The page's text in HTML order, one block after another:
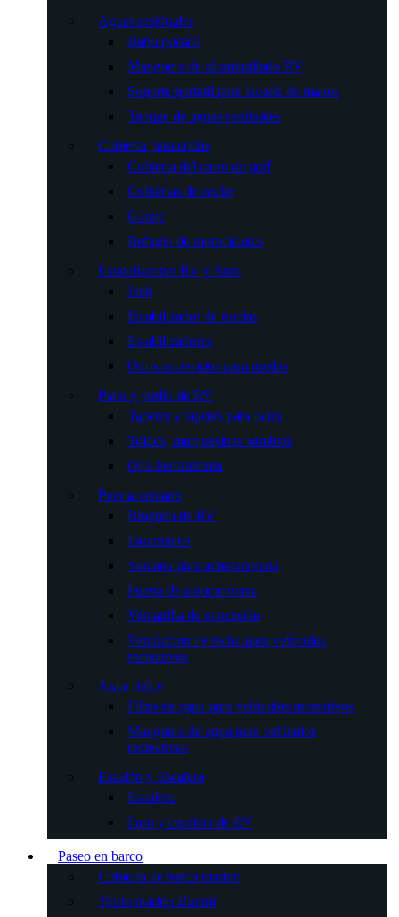
Aguas residuales
Baño portátil
Manguera de alcantarillado RV
Soporte portátil para lavado de manos
Tanque de aguas residuales
Cubierta para coche
Cubierta del carro de golf
Cubiertas de coche
Garaje
Refugio de motocicletas
Estabilización RV y Auto
Jack
Estabilizador de ruedas
Estabilizadores
Otros accesorios para ruedas
Patio y jardín de RV
Tapetes y tapetes para patio
Toldos, marquesinas sombras
Otra herramienta
Puerta ventana
Bloqueo de RV
Pasamanos
Ventana para autocaravana
Puerta de autocaravana
Ventanilla de concesión
Ventilación de techo para vehículos
recreativos
Agua dulce
Filtro de agua para vehículos recreativos
Manguera de agua para vehículos
recreativos
Escalón y Escalera
Escalera
Paso y escalera de RV
Paseo en barco
Cubierta de barco marino
Toldo marino Bimini